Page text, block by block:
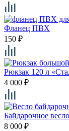
Фланец ПВХ
150 ₽
Рюкзак 120 л
4 000 ₽
Байдарочное
8 000 ₽